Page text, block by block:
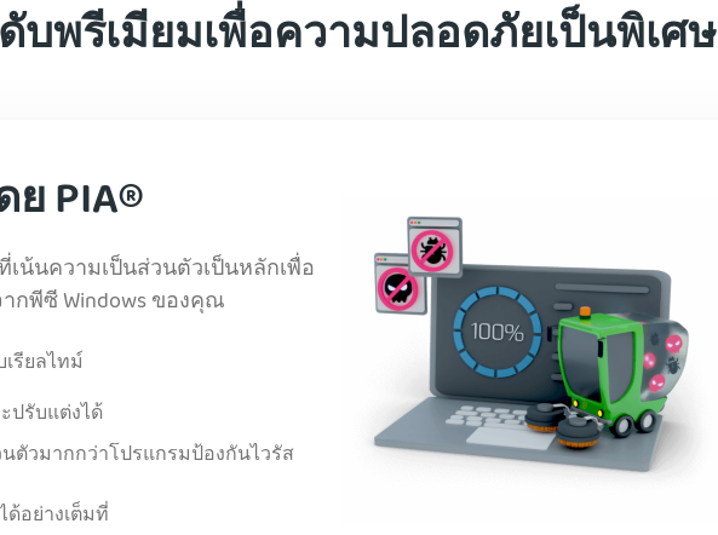
บพรีเมียมเพื่อความปลอดภัยเป็นพิเศษ
PIA®
น้นความเป็นส่วนตัวเป็นหลักเพื่อ
พีซี Windows ของคุณ
รียลไทม์
ปรับแต่งได้
วมากกว่าโปรแกรมป้องกันไวรัส
อย่างเต็มที่